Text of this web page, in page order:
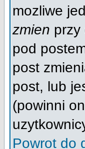
mozliwe
zmien przy
pod
post
post, lub
(powinni
Powrot do